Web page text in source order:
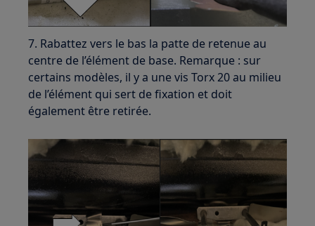
7. Rabattez vers le bas la patte de retenue au
centre de l’élément de base. Remarque : sur
certains modèles, il y a une vis Torx 20 au milieu
de l’élément qui sert de fixation et doit
également être retirée.